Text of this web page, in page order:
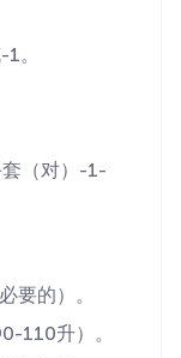
。
（对）-1-
要的）。
110升）。